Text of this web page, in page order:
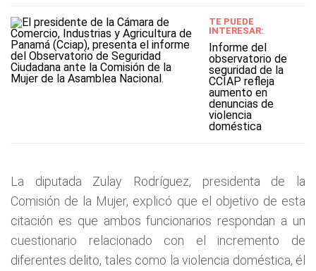
TE PUEDE
INTERESAR:
Informe del
observatorio de
seguridad de la
CCIAP refleja
aumento en
denuncias de
violencia
doméstica
La diputada Zulay Rodríguez, presidenta de la
Comisión de la Mujer, explicó que el objetivo de esta
citación es que ambos funcionarios respondan a un
cuestionario relacionado con el incremento de
diferentes delito, tales como la violencia doméstica, él